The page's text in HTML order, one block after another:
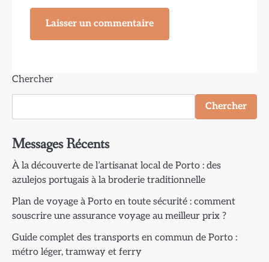
Chercher
Chercher
Messages Récents
À la découverte de l’artisanat local de Porto : des
azulejos portugais à la broderie traditionnelle
Plan de voyage à Porto en toute sécurité : comment
souscrire une assurance voyage au meilleur prix ?
Guide complet des transports en commun de Porto :
métro léger, tramway et ferry